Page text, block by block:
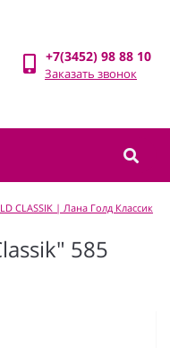
+7(3452) 98 88 10
Заказать звонок
CLASSIK | Лана Голд Классик
585